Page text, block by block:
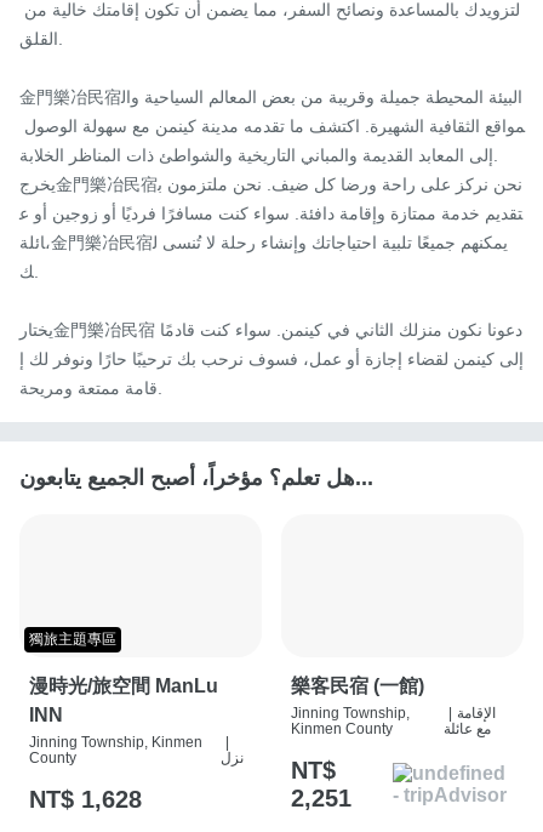
القلق.
金門樂冶民宿البيئة المحيطة جميلة وقريبة من بعض المعالم السياحية وال
إلى المعابد القديمة والمباني التاريخية والشواطئ ذات المناظر الخلابة.
يخرج金門樂冶民宿نحن نركز على راحة ورضا كل ضيف. نحن ملتزمون ب
تقديم خدمة ممتازة وإقامة دافئة. سواء كنت مسافرًا فرديًا أو زوجين أو ع
ائلة،金門樂冶民宿يمكنهم جميعًا تلبية احتياجاتك وإنشاء رحلة لا تُنسى ل
ك.
يختار金門樂冶民宿دعونا نكون منزلك الثاني في كينمن. سواء كنت قادمًا
إلى كينمن لقضاء إجازة أو عمل، فسوف نرحب بك ترحيبًا حارًا ونوفر لك إ
هل تعلم؟ مؤخراً، أصبح الجميع يتابعون...
獨旅主題專區
漫時光/旅空間 ManLu
INN
Jinning Township, Kinmen
County
نزل
NT$ 1,628
樂客民宿 (一館)
Jinning Township,
Kinmen County
الإقامة
مع عائلة
NT$
2,251